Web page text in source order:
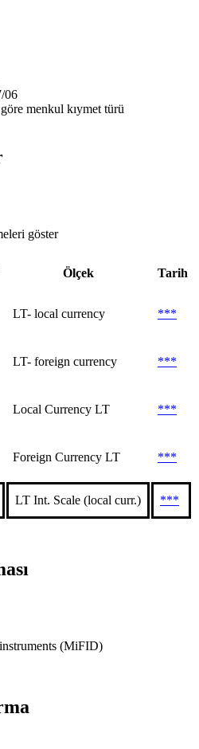
06
menkul kıymet türü
göster
Ölçek
Tarih
LT- local currency ***
LT- foreign currency ***
Local Currency LT ***
Foreign Currency LT ***
LT Int. Scale (local curr.) ***
(MiFID)